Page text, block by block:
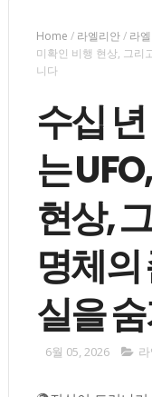
Home / 라엘리안/ 라
미확인 비행 현상, 그리
니다
수십
는
현상,
명체의
실을
6월 05, 2026